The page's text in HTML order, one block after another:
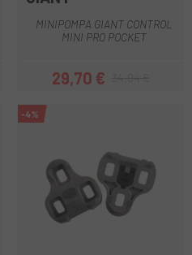
MINIPOMPA GIANT CONTROL
MINI PRO POCKET
Prezzo
29,70 €Prezzo base
-4%